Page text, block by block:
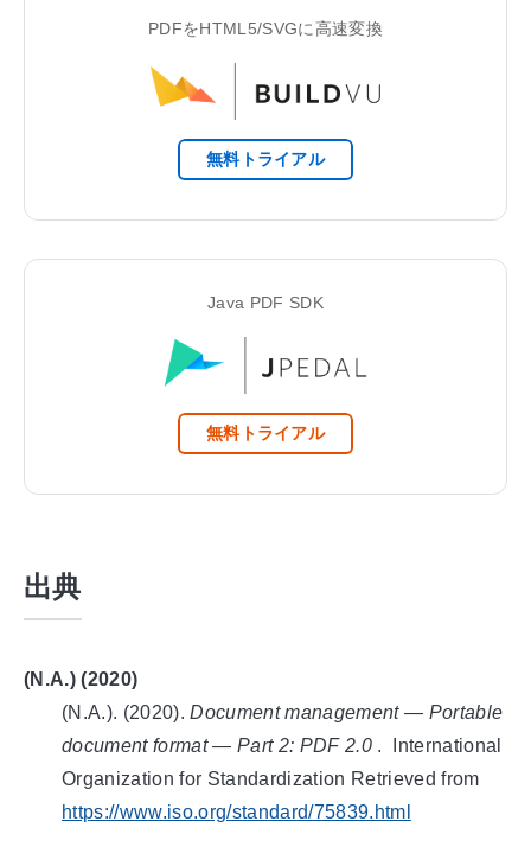
PDFをHTML5/SVGに高速変換
無料トライアル
Java PDF SDK
無料トライアル
出典
(N.A.) (2020)
(N.A.). (2020).Document management — Portable
document format — Part 2: PDF 2.0 .
International
Organization for Standardization Retrieved from
https://www.iso.org/standard/75839.html